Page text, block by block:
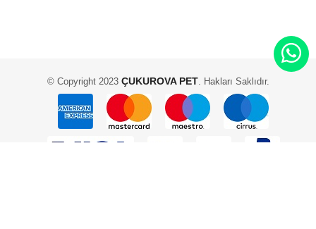
© Copyright 2023ÇUKUROVA PET. Hakları Saklıdır.